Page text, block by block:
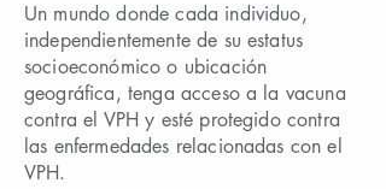
Un mundo donde cada individuo,
independientemente de su estatus
socioeconómico o ubicación
geográfica, tenga acceso a la vacuna
contra el VPH y esté protegido contra
las enfermedades relacionadas con el
VPH.